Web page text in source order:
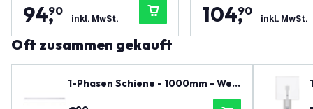
94,
90
inkl. MwSt. 104,
90
inkl. MwSt.
Oft zusammen gekauft
1-Phasen Schiene - 1000mm - Wei